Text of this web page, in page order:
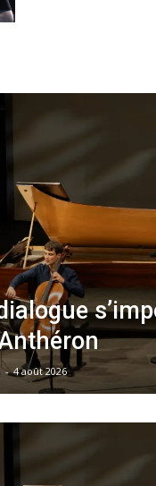
- 4 août 2026